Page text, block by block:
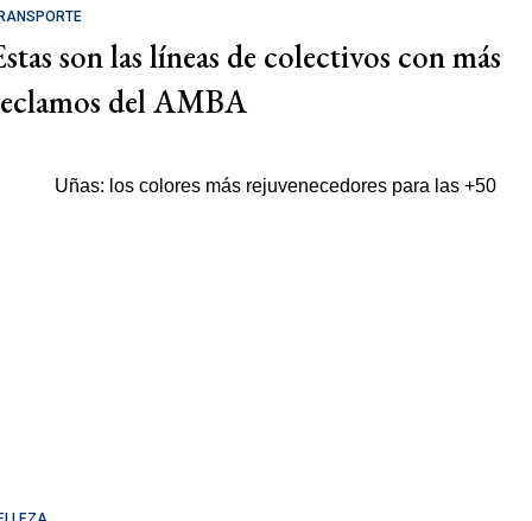
son las líneas de colectivos con más
del AMBA